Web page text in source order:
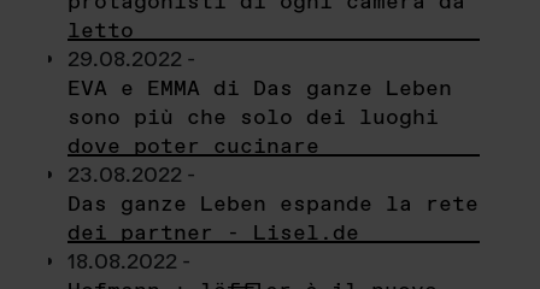
letto
29.08.2022 -
EVA e EMMA di Das ganze Leben
sono più che solo dei luoghi
dove poter cucinare
23.08.2022 -
Das ganze Leben espande la rete
dei partner - Lisel.de
18.08.2022 -